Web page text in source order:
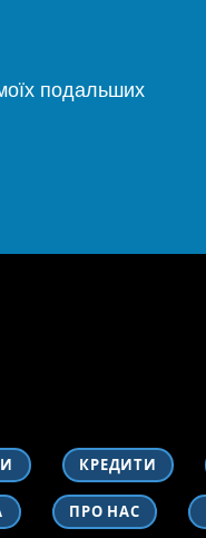
подальших
КРЕДИТИ
ПРО НАС